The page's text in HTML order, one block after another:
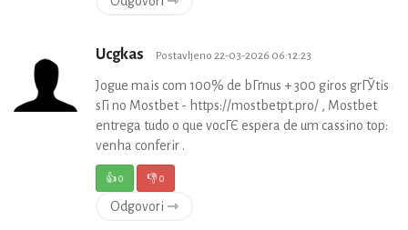
Ucgkas Postavljeno 22-03-2026 06:12:23
Jogue mais com 100% de bГґnus + 300 giros grГЎtis
sГі no Mostbet - https://mostbetpt.pro/ , Mostbet
entrega tudo o que vocГЄ espera de um cassino top:
venha conferir .
👍0 👎0
Odgovori ⇾